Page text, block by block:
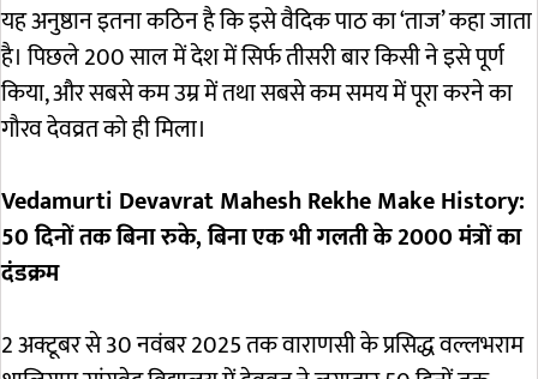
यह अनुष्ठान इतना कठिन है कि इसे वैदिक पाठ का ‘ताज’ कहा जाता
है। पिछले 200 साल में देश में सिर्फ तीसरी बार किसी ने इसे पूर्ण
किया, और सबसे कम उम्र में तथा सबसे कम समय में पूरा करने का
गौरव देवव्रत को ही मिला।
Vedamurti Devavrat Mahesh Rekhe Make History:
50 दिनों तक बिना रुके, बिना एक भी गलती के 2000 मंत्रों का
दंडक्रम
2 अक्टूबर से 30 नवंबर 2025 तक वाराणसी के प्रसिद्ध वल्लभराम